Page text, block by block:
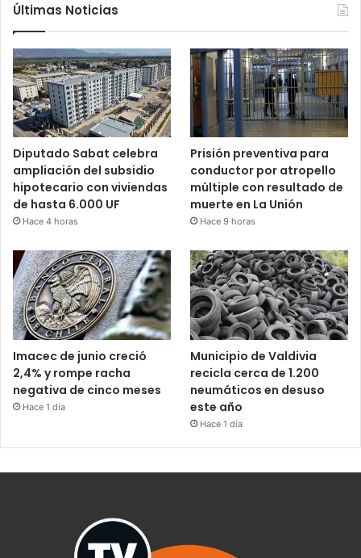
Últimas Noticias
Diputado Sabat celebra
ampliación del subsidio
hipotecario con viviendas
de hasta 6.000 UF
Hace 4 horas
Prisión preventiva para
conductor por atropello
múltiple con resultado de
muerte en La Unión
Hace 9 horas
Imacec de junio creció
2,4% y rompe racha
negativa de cinco meses
Hace 1 día
Municipio de Valdivia
recicla cerca de 1.200
neumáticos en desuso
este año
Hace 1 día